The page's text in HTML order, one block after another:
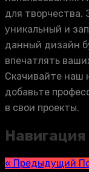
для творчества.
уникальный и
данный дизайн
впечатлять
Скачивайте наш
добавьте
в свои проекты.
« Предыдущий